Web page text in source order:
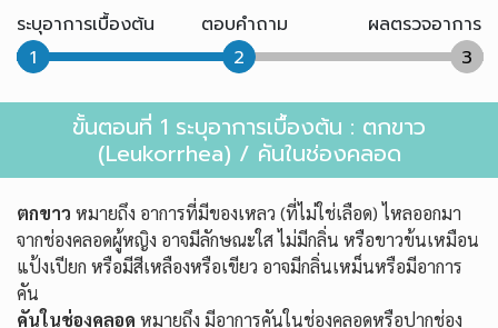
ระบุอาการเบื้องต้น ตอบคำถาม
ผลตรวจอาการ
1
2 3
ขั้นตอนที่ 1 ระบุอาการเบื้องต้น : ตกขาว
(Leukorrhea) / คันในช่องคลอด
ตกขาว หมายถึง อาการที่มีของเหลว (ที่ไม่ใช่เลือด) ไหลออกมา
จากช่องคลอดผู้หญิง อาจมีลักษณะใส ไม่มีกลิ่น หรือขาวข้นเหมือน
แป้งเปียก หรือมีสีเหลืองหรือเขียว อาจมีกลิ่นเหม็นหรือมีอาการ
คัน
คันในช่องคลอด หมายถึง มีอาการคันในช่องคลอดหรือปากช่อง